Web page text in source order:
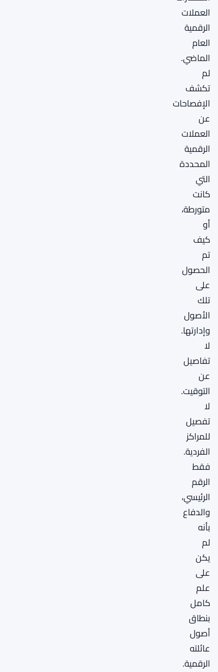
العملات
الرقمية
العام
الماضي.
لم
تكشف
الإفصاحات
عن
العملات
الرقمية
المحددة
التي
كانت
متورطة،
أو
كيف
تم
الحصول
على
تلك
الأصول
وإدارتها.
لا
تفاصيل
عن
التوقيت.
لا
تفصيل
للمراكز
الفردية.
فقط
الرقم
الرئيسي،
والدفاع
بأنه
لم
يكن
على
علم
كامل
بنطاق
أصول
عائلته
الرقمية.